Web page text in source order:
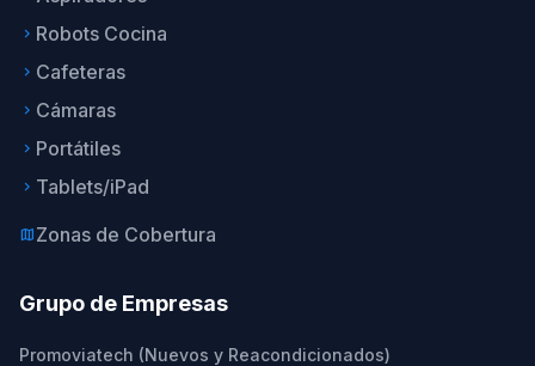
keyboard_arrow_right Robots Cocina
keyboard_arrow_right Cafeteras
keyboard_arrow_right Cámaras
keyboard_arrow_right Portátiles
keyboard_arrow_right Tablets/iPad
mapZonas de Cobertura
Grupo de Empresas
Promoviatech (Nuevos y Reacondicionados)